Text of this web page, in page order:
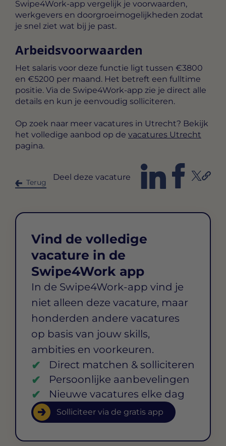
Swipe4Work-app vergelijk je voorwaarden,
werkgevers en doorgroeimogelijkheden zodat
je snel ziet wat bij je past.
Arbeidsvoorwaarden
Het salaris voor deze functie ligt tussen €3800
en €5200 per maand. Het betreft een fulltime
positie. Via de Swipe4Work-app zie je direct alle
details en kun je eenvoudig solliciteren.
Op zoek naar meer vacatures in Utrecht? Bekijk
het volledige aanbod op de vacatures Utrecht
pagina.
Terug
Deel deze vacature
Vind de volledige
vacature in de
Swipe4Work app
In de Swipe4Work-app vind je
niet alleen deze vacature, maar
honderden andere vacatures
op basis van jouw skills,
ambities en voorkeuren.
Direct matchen & solliciteren
Persoonlijke aanbevelingen
Nieuwe vacatures elke dag
Solliciteer via de gratis app